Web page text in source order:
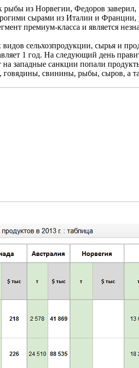
из Норвегии, Федоров заверил,
сырами из Италии и
премиум-класса и является
видов сельхозпродукции, сырья и
1 год. На следующий день
на западные санкции попали
говядины, свинины, рыбы, сыров, а